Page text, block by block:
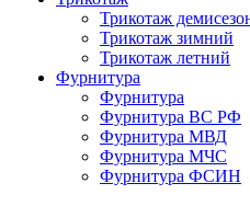
Трикотаж
Трикотаж зимний
Трикотаж летний
Фурнитура
Фурнитура
Фурнитура ВС РФ
Фурнитура МВД
Фурнитура МЧС
Фурнитура ФСИН